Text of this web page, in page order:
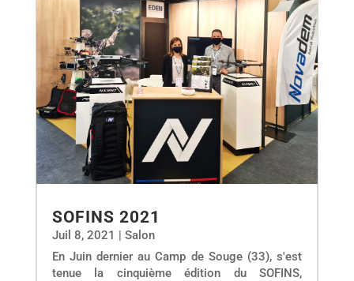
SOFINS 2021
Juil 8, 2021 | Salon
En Juin dernier au Camp de Souge (33), s'est
tenue la cinquième édition du SOFINS,